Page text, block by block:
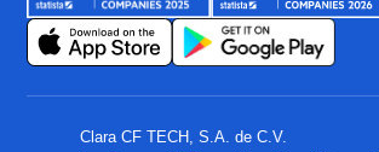
Clara CF TECH, S.A. de C.V.